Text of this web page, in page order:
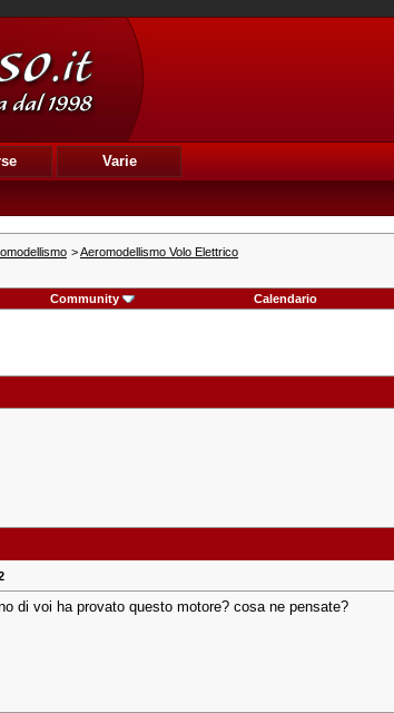
Varie
>Aeromodellismo Volo Elettrico
Community Calendario
di voi ha provato questo motore? cosa ne pensate?